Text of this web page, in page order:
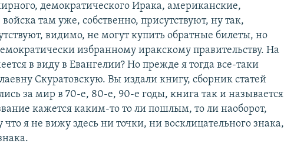
демократического Ирака, американские,
там уже, собственно, присутствуют, ну так,
видимо, не могут купить обратные билеты, но
избранному иракскому правительству. На
в виду в Евангелии? Но прежде я тогда все-таки
Скуратовскую. Вы издали книгу, сборник статей
за мир в 70-е, 80-е, 90-е годы, книга так и называется
кажется каким-то то ли пошлым, то ли наоборот,
я не вижу здесь ни точки, ни восклицательного знака,